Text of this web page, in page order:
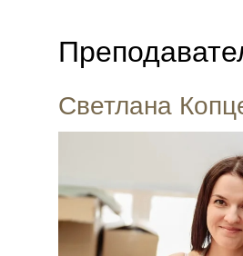
Светлана